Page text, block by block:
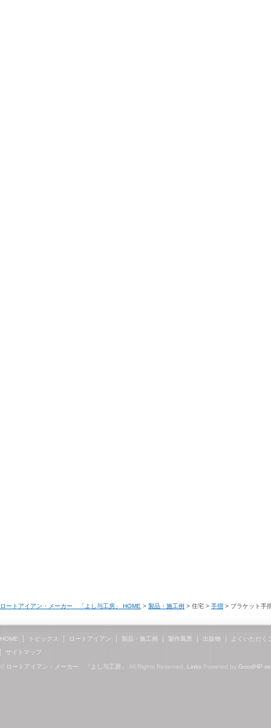
ロートアイアン・メーカー 「よし与工房」 HOME > 製品・施工例 > 住宅 > 手摺 > ブラケット手
HOME トピックス ロートアイアン 製品・施工例 製作風景 出版物
よくいただく
サイトマップ
ロートアイアン・メーカー 「よし与工房」 All Rights Reserved. Links Powered by GoodHP